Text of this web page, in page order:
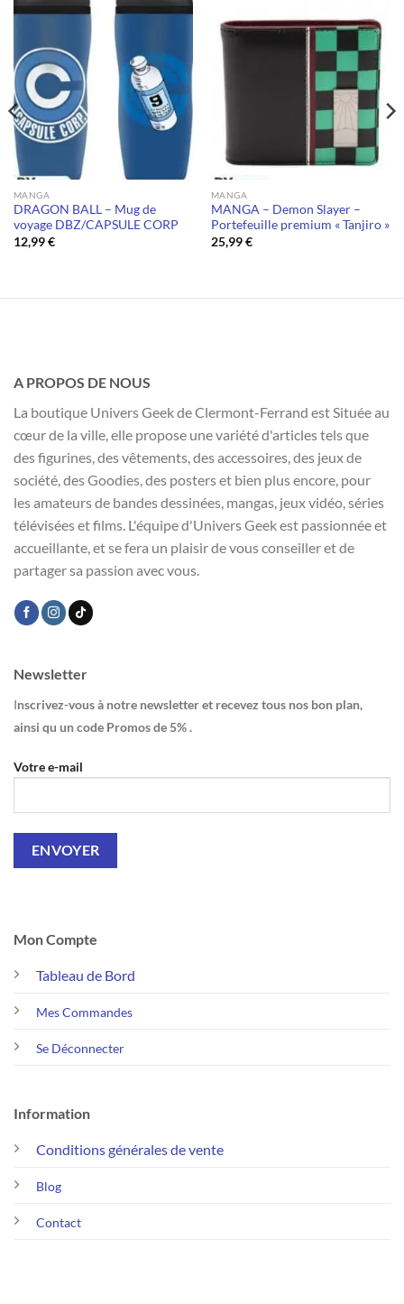
MANGA
DRAGON BALL – Mug de
voyage DBZ/CAPSULE CORP
12,99€
MANGA
MANGA – Demon Slayer –
Portefeuille premium « Tanjiro »
25,99€
A PROPOS DE NOUS
La boutique Univers Geek de Clermont-Ferrand est Située au
cœur de la ville, elle propose une variété d'articles tels que
des figurines, des vêtements, des accessoires, des jeux de
société, des Goodies, des posters et bien plus encore, pour
les amateurs de bandes dessinées, mangas, jeux vidéo, séries
télévisées et films. L'équipe d'Univers Geek est passionnée et
accueillante, et se fera un plaisir de vous conseiller et de
partager sa passion avec vous.
Mon Compte
Tableau de Bord
Mes Commandes
Se Déconnecter
Information
Conditions générales de vente
Blog
Contact
Newsletter
Inscrivez-vous à notre newsletter et recevez tous nos bon plan,
ainsi qu un code Promos de 5% .
Votre e-mail